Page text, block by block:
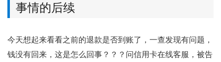
事情的后续
今天想起来看看之前的退款是否到账了，一查发现有问题，
钱没有回来，这是怎么回事？？？问信用卡在线客服，被告